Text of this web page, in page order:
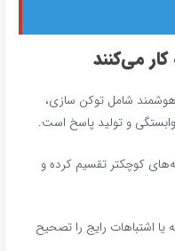
می‌کنند
شامل توکن سازی،
و تولید پاسخ است.
کوچکتر تقسیم کرده و
یا اشتباهات رایج را تصحیح